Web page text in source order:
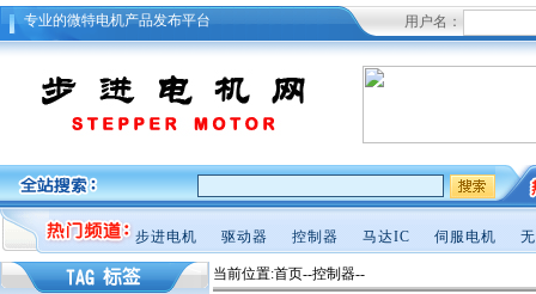
专业的微特电机产品发布平台 用户名：
步进电机 驱动器 控制器 马达IC 伺服电机
当前位置:首页--控制器--